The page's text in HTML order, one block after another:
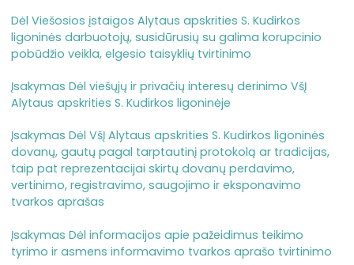
Dėl Viešosios įstaigos Alytaus apskrities S. Kudirkos
ligoninės darbuotojų, susidūrusių su galima korupcinio
pobūdžio veikla, elgesio taisyklių tvirtinimo
Įsakymas Dėl viešųjų ir privačių interesų derinimo VšĮ
Alytaus apskrities S. Kudirkos ligoninėje
Įsakymas Dėl VšĮ Alytaus apskrities S. Kudirkos ligoninės
dovanų, gautų pagal tarptautinį protokolą ar tradicijas,
taip pat reprezentacijai skirtų dovanų perdavimo,
vertinimo, registravimo, saugojimo ir eksponavimo
tvarkos aprašas
Įsakymas Dėl informacijos apie pažeidimus teikimo
tyrimo ir asmens informavimo tvarkos aprašo tvirtinimo